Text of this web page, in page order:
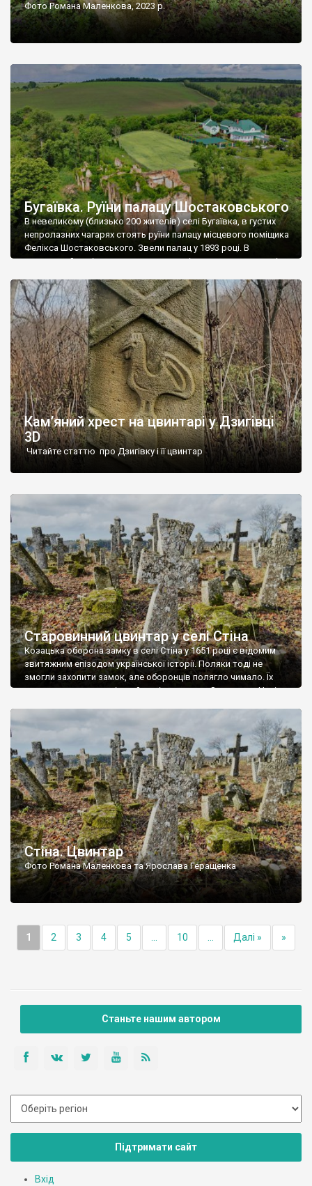
Фото Романа Маленкова, 2023 р.
Бугаївка. Руїни палацу Шостаковського
В невеликому (близько 200 жителів) селі Бугаївка, в густих
непролазних чагарях стоять руїни палацу місцевого поміщика
Фелікса Шостаковського. Звели палац у 1893 році. В
радянський період у ньому спочатку містилася школа, потім
століття тут розмістили туберкульозну лікарню. Коли із
палацу виїхала лікарня – ми точно не […]
Кам’яний хрест на цвинтарі у Дзигівці
3D
Читайте статтю про Дзигівку і її цвинтар
Старовинний цвинтар у селі Стіна
Козацька оборона замку в селі Стіна у 1651 році є відомим
звитяжним епізодом української історії. Поляки тоді не
змогли захопити замок, але оборонців полягло чимало. Їх
поховали на цвинтарі, який тоді називався Замковим. Нині на
ньому чимало хрестів 19 століття, є такі, де епітафії стер […]
Стіна. Цвинтар
Фото Романа Маленкова та Ярослава Геращенка
1 2 3 4 5 10 Далі » »
Станьте нашим автором
Підтримати сайт
Вхід